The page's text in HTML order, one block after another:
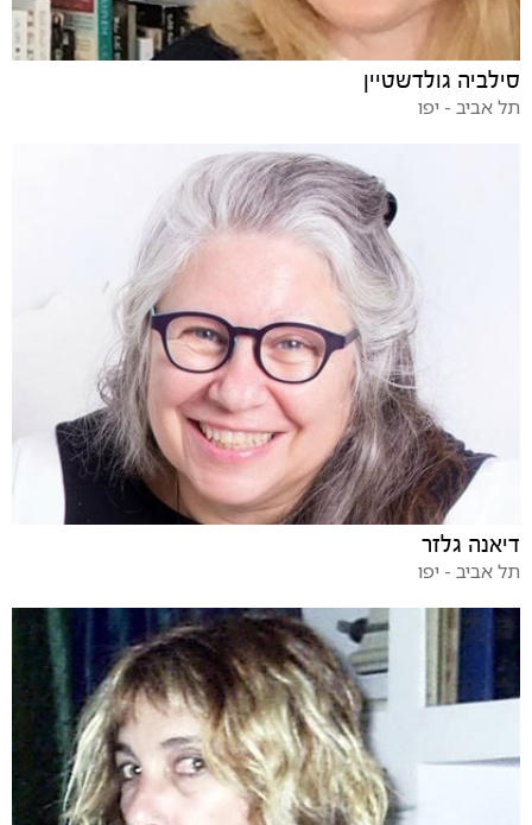
סילביה גולדשטיין
תל אביב - יפו
דיאנה גלזר
תל אביב - יפו